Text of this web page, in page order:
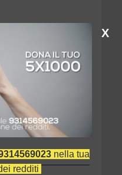
in Storia
2024
nella tua
redditi
X